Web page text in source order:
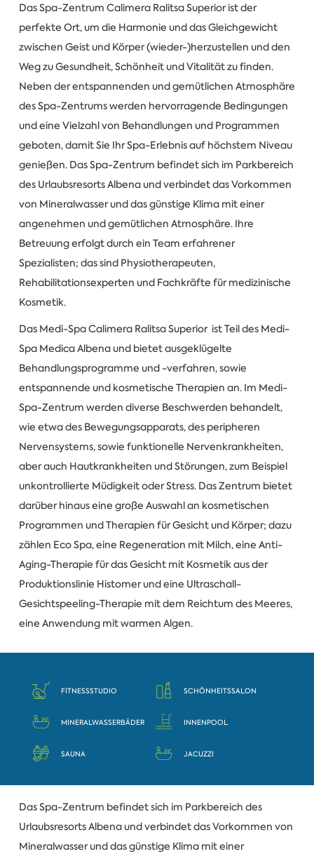
Das Spa-Zentrum Calimera Ralitsa Superior ist der
perfekte Ort, um die Harmonie und das Gleichgewicht
zwischen Geist und Körper (wieder-)herzustellen und den
Weg zu Gesundheit, Schönheit und Vitalität zu finden.
Neben der entspannenden und gemütlichen Atmosphäre
des Spa-Zentrums werden hervorragende Bedingungen
und eine Vielzahl von Behandlungen und Programmen
geboten, damit Sie Ihr Spa-Erlebnis auf höchstem Niveau
genießen. Das Spa-Zentrum befindet sich im Parkbereich
des Urlaubsresorts Albena und verbindet das Vorkommen
von Mineralwasser und das günstige Klima mit einer
angenehmen und gemütlichen Atmosphäre. Ihre
Betreuung erfolgt durch ein Team erfahrener
Spezialisten; das sind Physiotherapeuten,
Rehabilitationsexperten und Fachkräfte für medizinische
Kosmetik.
Das Medi-Spa Calimera Ralitsa Superior ist Teil des Medi-
Spa Medica Albena und bietet ausgeklügelte
Behandlungsprogramme und -verfahren, sowie
entspannende und kosmetische Therapien an. Im Medi-
Spa-Zentrum werden diverse Beschwerden behandelt,
wie etwa des Bewegungsapparats, des peripheren
Nervensystems, sowie funktionelle Nervenkrankheiten,
aber auch Hautkrankheiten und Störungen, zum Beispiel
unkontrollierte Müdigkeit oder Stress. Das Zentrum bietet
darüber hinaus eine große Auswahl an kosmetischen
Programmen und Therapien für Gesicht und Körper; dazu
zählen Eco Spa, eine Regeneration mit Milch, eine Anti-
Aging-Therapie für das Gesicht mit Kosmetik aus der
Produktionslinie Histomer und eine Ultraschall-
Gesichtspeeling-Therapie mit dem Reichtum des Meeres,
eine Anwendung mit warmen Algen.
FITNESSSTUDIO SCHÖNHEITSSALON
MINERALWASSERBÄDER INNENPOOL
SAUNA JACUZZI
Das Spa-Zentrum befindet sich im Parkbereich des
Urlaubsresorts Albena und verbindet das Vorkommen von
Mineralwasser und das günstige Klima mit einer